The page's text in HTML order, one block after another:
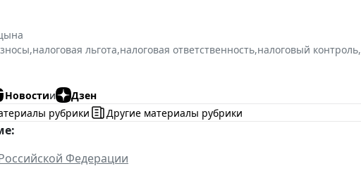
,налоговая льгота,налоговая ответственность,налоговый контроль,
Новостии
Дзен
рубрики
Другие материалы рубрики
Федерации